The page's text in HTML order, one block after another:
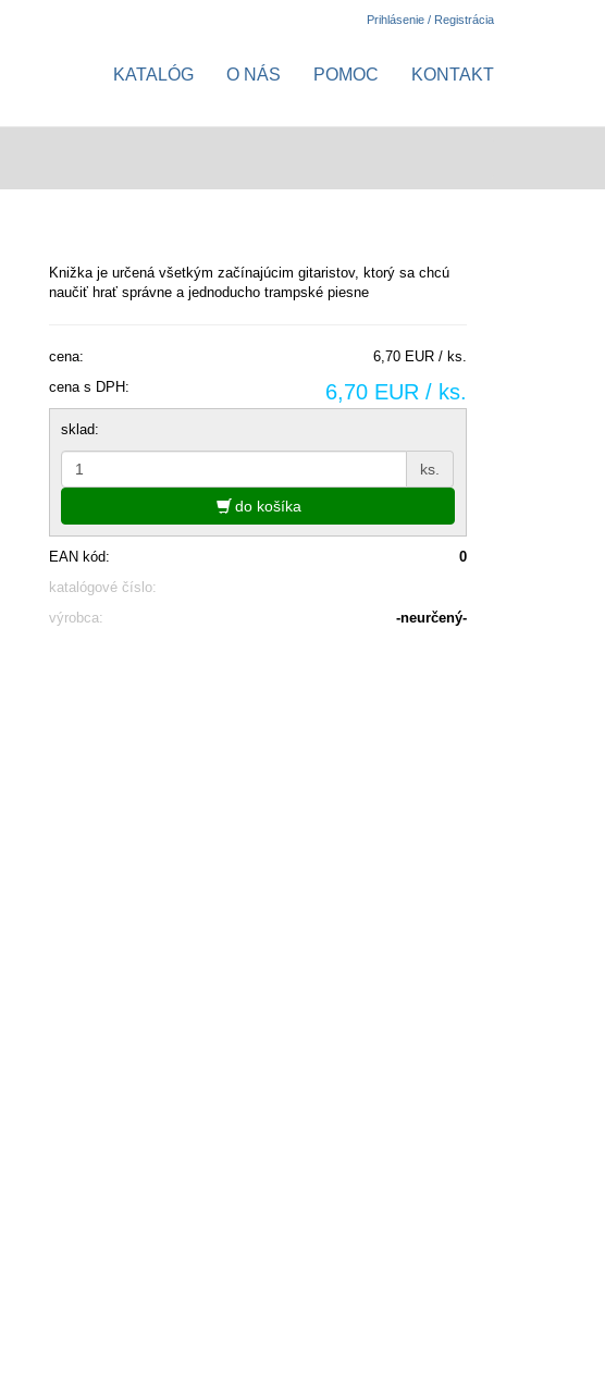
Prihlásenie / Registrácia
KATALÓG O NÁS POMOC KONTAKT
Knižka je určená všetkým začínajúcim gitaristov, ktorý sa chcú
naučiť hrať správne a jednoducho trampské piesne
cena:
6,70 EUR / ks.
cena s DPH:
6,70 EUR / ks.
sklad:
ks.
do košíka
EAN kód:
0
katalógové číslo:
výrobca:
-neurčený-